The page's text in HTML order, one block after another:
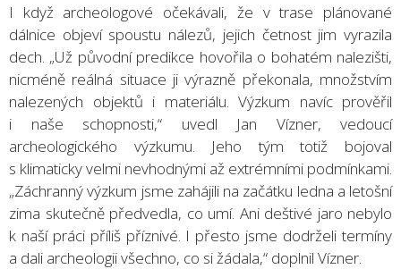
I když archeologové očekávali, že v trase plánované
dálnice objeví spoustu nálezů, jejich četnost jim vyrazila
dech. „Už původní predikce hovořila o bohatém nalezišti,
nicméně reálná situace ji výrazně překonala, množstvím
nalezených objektů i materiálu. Výzkum navíc prověřil
i naše schopnosti,“ uvedl Jan Vízner, vedoucí
archeologického výzkumu. Jeho tým totiž bojoval
s klimaticky velmi nevhodnými až extrémními podmínkami.
„Záchranný výzkum jsme zahájili na začátku ledna a letošní
zima skutečně předvedla, co umí. Ani deštivé jaro nebylo
k naší práci příliš příznivé. I přesto jsme dodrželi termíny
a dali archeologii všechno, co si žádala,“ doplnil Vízner.